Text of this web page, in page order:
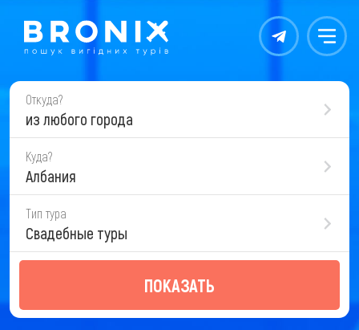
Контакты Меню
Откуда?
из любого города
Куда?
Албания
Тип тура
Свадебные туры
ПОКАЗАТЬ